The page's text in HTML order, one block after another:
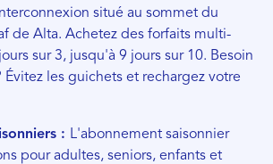
situé au sommet du
de Alta. Achetez des forfaits multi-
sur 3, jusqu'à 9 jours sur 10. Besoin
les guichets et rechargez votre
: L'abonnement saisonnier
pour adultes, seniors, enfants et